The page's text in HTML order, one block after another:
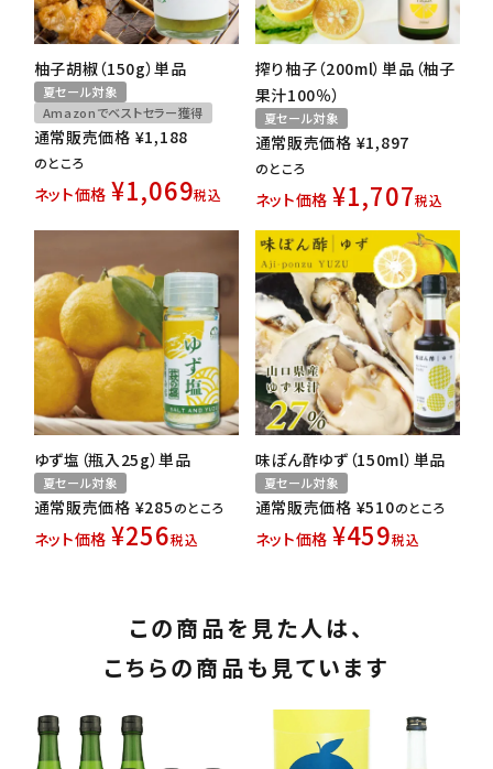
柚子胡椒（150g）単品
夏セール対象
Amazonでベストセラー獲得
通常販売価格 ¥1,188
のところ
ネット価格 ¥1,069税込
搾り柚子（200ml）単品（柚子
果汁100％）
夏セール対象
通常販売価格 ¥1,897
のところ
ネット価格 ¥1,707税込
ゆず塩（瓶入25g）単品
夏セール対象
通常販売価格 ¥285のところ
ネット価格 ¥256税込
味ぽん酢ゆず（150ml）単品
夏セール対象
通常販売価格 ¥510のところ
ネット価格 ¥459税込
この商品を見た人は、
こちらの商品も見ています